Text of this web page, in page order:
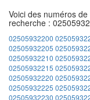
Voici des numéros
recherche :
02505932200
02505932205
02505932210
02505932215
02505932220
02505932225
02505932230